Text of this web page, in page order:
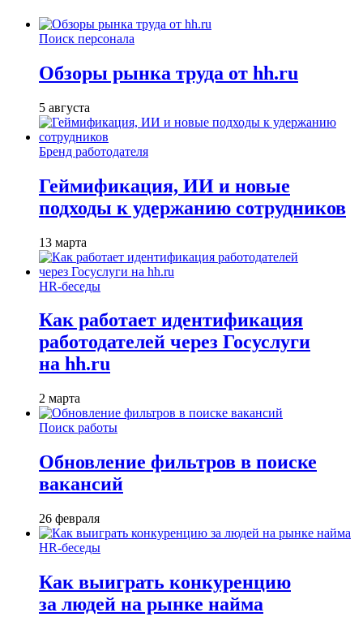
Поиск персонала
Обзоры рынка труда от hh.ru
5 августа
Бренд работодателя
Геймификация, ИИ и новые
подходы к удержанию сотрудников
13 марта
HR-беседы
Как работает идентификация
работодателей через Госуслуги
на hh.ru
2 марта
Поиск работы
Обновление фильтров в поиске
вакансий
26 февраля
HR-беседы
Как выиграть конкуренцию
за людей на рынке найма